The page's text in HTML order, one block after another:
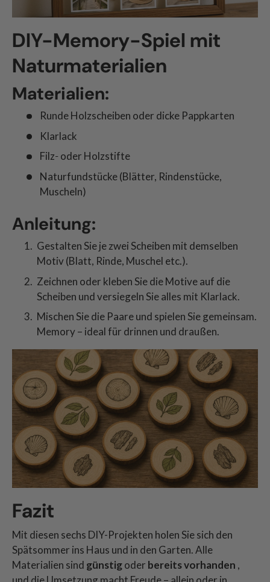
DIY-Memory-Spiel mit
Naturmaterialien
Materialien:
Runde Holzscheiben oder dicke Pappkarten
Klarlack
Filz‑ oder Holzstifte
Naturfundstücke (Blätter, Rindenstücke,
Muscheln)
Anleitung:
Gestalten Sie je zwei Scheiben mit demselben
Motiv (Blatt, Rinde, Muschel etc.).
Zeichnen oder kleben Sie die Motive auf die
Scheiben und versiegeln Sie alles mit Klarlack.
Mischen Sie die Paare und spielen Sie gemeinsam.
Memory – ideal für drinnen und draußen.
Fazit
Mit diesen sechs DIY-Projekten holen Sie sich den
Spätsommer ins Haus und in den Garten. Alle
Materialien sind günstigoder bereits vorhanden ,